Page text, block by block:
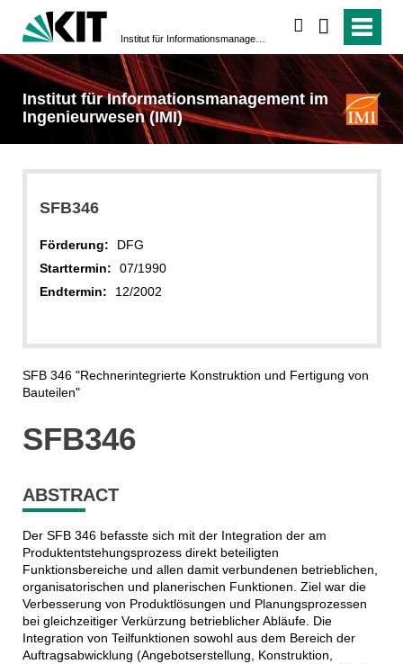
Institut für Informationsmanagement im
Ingenieurwesen (IMI)
SFB346
Förderung:
DFG
Starttermin:
07/1990
Endtermin:
12/2002
SFB 346 "Rechnerintegrierte Konstruktion und Fertigung von
Bauteilen"
SFB346
ABSTRACT
Der SFB 346 befasste sich mit der Integration der am
Produktentstehungsprozess direkt beteiligten
Funktionsbereiche und allen damit verbundenen betrieblichen,
organisatorischen und planerischen Funktionen. Ziel war die
Verbesserung von Produktlösungen und Planungsprozessen
bei gleichzeitiger Verkürzung betrieblicher Abläufe. Die
Integration von Teilfunktionen sowohl aus dem Bereich der
Auftragsabwicklung (Angebotserstellung, Konstruktion,